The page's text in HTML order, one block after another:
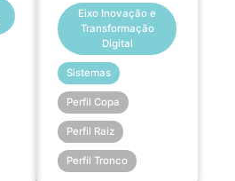
Eixo Inovação e
Transformação
Digital
Sistemas
Perfil Copa
Perfil Raiz
Perfil Tronco